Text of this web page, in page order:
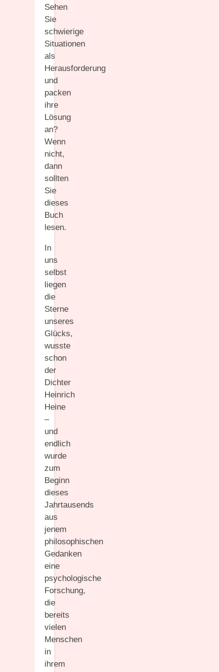
Sehen
Sie
schwierige
Situationen
als
Herausforderung
und
packen
ihre
Lösung
an?
Wenn
nicht,
dann
sollten
Sie
dieses
Buch
lesen.
In
uns
selbst
liegen
die
Sterne
unseres
Glücks,
wusste
schon
der
Dichter
Heinrich
Heine
–
und
endlich
wurde
zum
Beginn
dieses
Jahrtausends
aus
jenem
philosophischen
Gedanken
eine
psychologische
Forschung,
die
bereits
vielen
Menschen
in
ihrem